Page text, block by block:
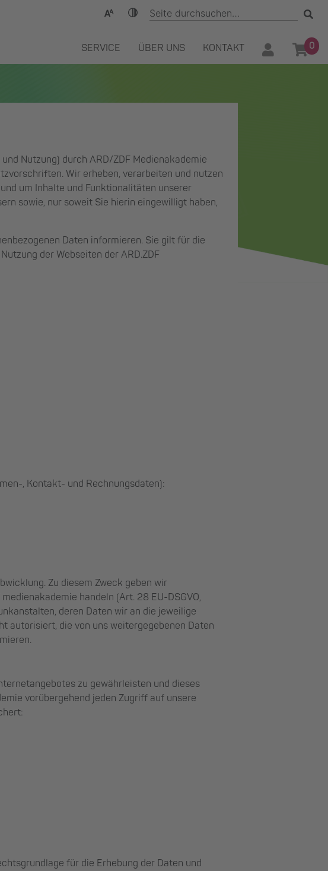
SERVICE ÜBER UNS KONTAKT 0
Nutzung) durch ARD/ZDF Medienakademie
Wir erheben, verarbeiten und nutzen
um Inhalte und Funktionalitäten unserer
sowie, nur soweit Sie hierin eingewilligt haben,
Daten informieren. Sie gilt für die
der Webseiten der ARD.ZDF
, Kontakt- und Rechnungsdaten):
Zu diesem Zweck geben wir
handeln (Art. 28 EU-DSGVO,
deren Daten wir an die jeweilige
autorisiert, die von uns weitergegebenen Daten
zu gewährleisten und dieses
vorübergehend jeden Zugriff auf unsere
für die Erhebung der Daten und